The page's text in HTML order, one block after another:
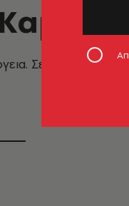
Σε